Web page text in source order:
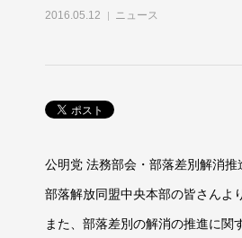
2016.05.12 ニュース
公明党 法務部会・部落差別解消
部落解放同盟中央本部の皆さんよ
また、部落差別の解消の推進に